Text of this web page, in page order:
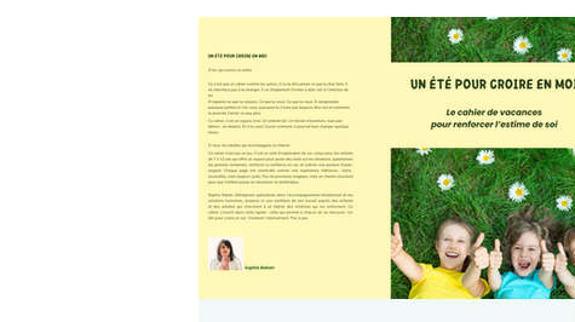
puy en velay,
relaxation le puy en velay,
sexologue haute loire, thérapie
loire, relaxation haute loire,
conseiller conjugal le puy en
conjugal haute loire,
Hypnose puy en velay, hypnose
hypnose france, hypnose
fumer, hypnotherapie le puy en
hypnotherapie haute loire,
auvergne, sophrologie le puy en